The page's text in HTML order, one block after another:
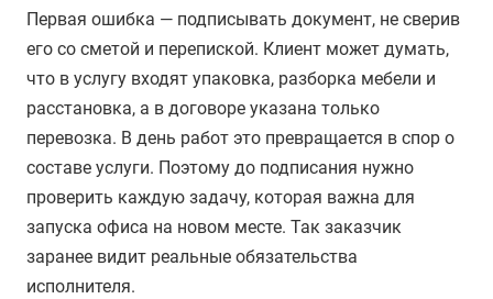
Первая ошибка — подписывать документ, не сверив
его со сметой и перепиской. Клиент может думать,
что в услугу входят упаковка, разборка мебели и
расстановка, а в договоре указана только
перевозка. В день работ это превращается в спор о
составе услуги. Поэтому до подписания нужно
проверить каждую задачу, которая важна для
запуска офиса на новом месте. Так заказчик
заранее видит реальные обязательства
исполнителя.